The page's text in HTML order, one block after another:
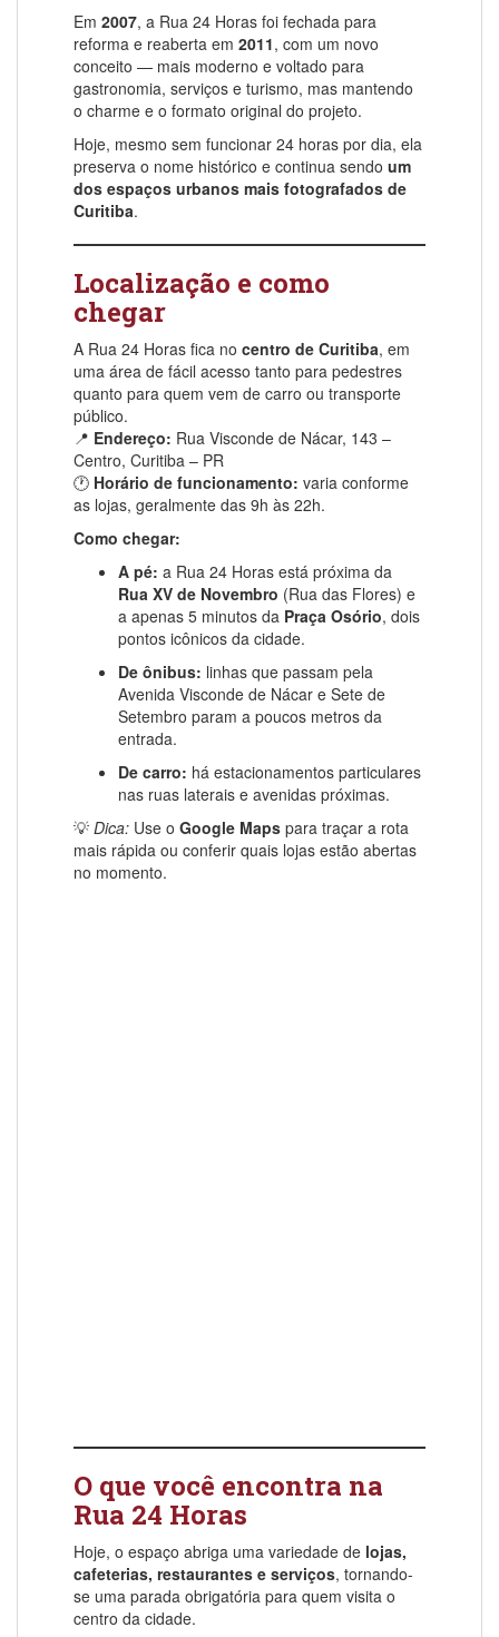
Em 2007, a Rua 24 Horas foi fechada para
reforma e reaberta em 2011, com um novo
conceito — mais moderno e voltado para
gastronomia, serviços e turismo, mas mantendo
o charme e o formato original do projeto.
Hoje, mesmo sem funcionar 24 horas por dia, ela
preserva o nome histórico e continua sendo um
dos espaços urbanos mais fotografados de
Curitiba.
Localização e como
chegar
A Rua 24 Horas fica no centro de Curitiba, em
uma área de fácil acesso tanto para pedestres
quanto para quem vem de carro ou transporte
público.
📍 Endereço: Rua Visconde de Nácar, 143 –
Centro, Curitiba – PR
🕐 Horário de funcionamento: varia conforme
as lojas, geralmente das 9h às 22h.
Como chegar:
A pé: a Rua 24 Horas está próxima da
Rua XV de Novembro (Rua das Flores) e
a apenas 5 minutos da Praça Osório, dois
pontos icônicos da cidade.
De ônibus: linhas que passam pela
Avenida Visconde de Nácar e Sete de
Setembro param a poucos metros da
entrada.
De carro: há estacionamentos particulares
nas ruas laterais e avenidas próximas.
💡 Dica: Use o Google Maps para traçar a rota
mais rápida ou conferir quais lojas estão abertas
no momento.
O que você encontra na
Rua 24 Horas
Hoje, o espaço abriga uma variedade de lojas,
cafeterias, restaurantes e serviços, tornando-
se uma parada obrigatória para quem visita o
centro da cidade.